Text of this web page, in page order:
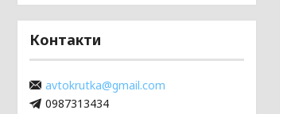
Контакти
avtokrutka@gmail.com
0987313434